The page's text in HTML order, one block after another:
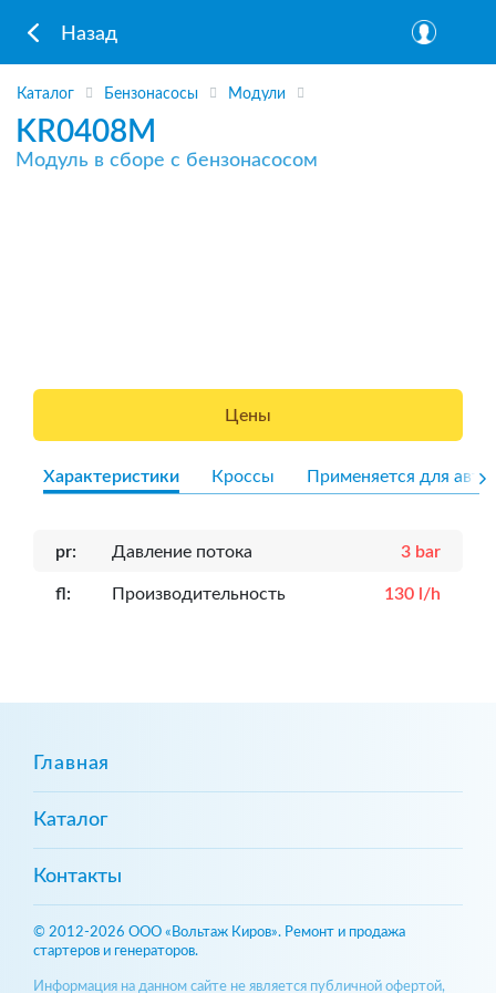
Назад
Каталог Бензонасосы Модули
KR0408M
Модуль в сборе с бензонасосом
Цены
Характеристики Кроссы Применяется для авто
pr: Давление потока 3 bar
fl: Производительность 130 l/h
Главная
Каталог
Контакты
© 2012-2026 ООО «Вольтаж Киров». Ремонт и продажа
стартеров и генераторов.
Информация на данном сайте не является публичной офертой,